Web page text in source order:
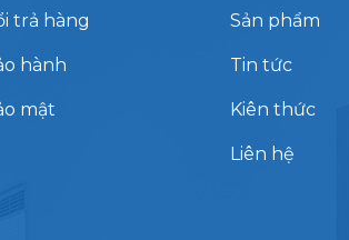
trả hàng
hành
mật
Sản phẩm
Tin tức
Kiên thức
Liên hệ